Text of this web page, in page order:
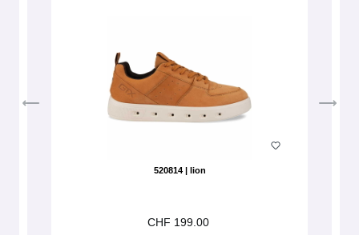
520814 | lion
CHF 199.00